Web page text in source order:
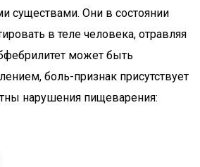
существами. Они в состоянии
в теле человека, отравляя
может быть
боль-признак присутствует
нарушения пищеварения: